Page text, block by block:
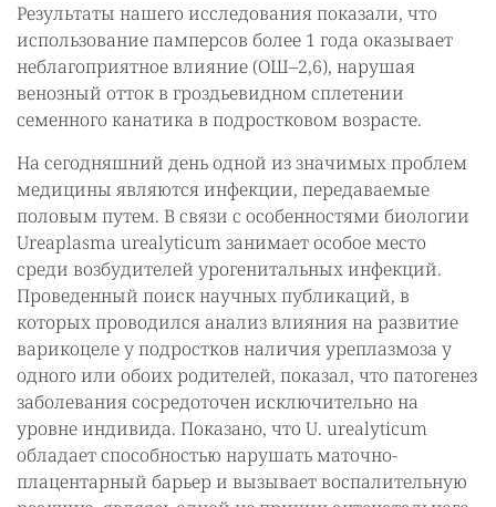
Результаты нашего исследования показали, что
использование памперсов более 1 года оказывает
неблагоприятное влияние (ОШ–2,6), нарушая
венозный отток в гроздьевидном сплетении
семенного канатика в подростковом возрасте.
На сегодняшний день одной из значимых проблем
медицины являются инфекции, передаваемые
половым путем. В связи с особенностями биологии
Ureaplasma urealyticum занимает особое место
среди возбудителей урогенитальных инфекций.
Проведенный поиск научных публикаций, в
которых проводился анализ влияния на развитие
варикоцеле у подростков наличия уреплазмоза у
одного или обоих родителей, показал, что патогенез
заболевания сосредоточен исключительно на
уровне индивида. Показано, что U. urealyticum
обладает способностью нарушать маточно-
плацентарный барьер и вызывает воспалительную